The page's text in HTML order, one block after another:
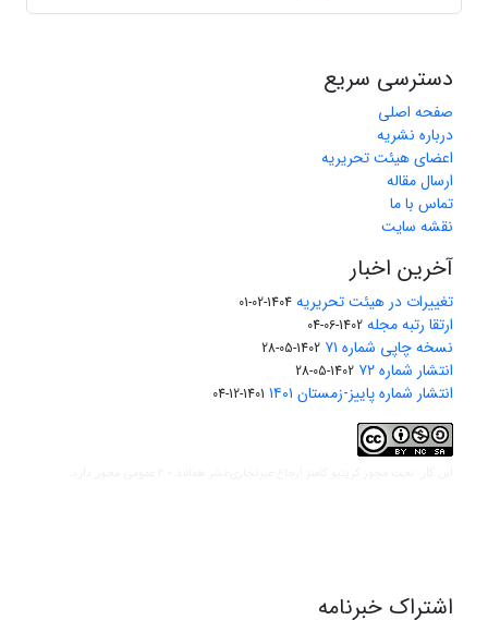
دسترسی سریع
صفحه اصلی
درباره نشریه
اعضای هیئت تحریریه
ارسال مقاله
تماس با ما
نقشه سایت
آخرین اخبار
تغییرات در هیئت تحریریه 1404-02-01
ارتقا رتبه مجله 1402-06-04
نسخه چاپی شماره ۷۱ 1402-05-28
انتشار شماره ۷۲ 1402-05-28
انتشار شماره پاییز-زمستان ۱۴۰۱ 1401-12-04
اشتراک خبرنامه